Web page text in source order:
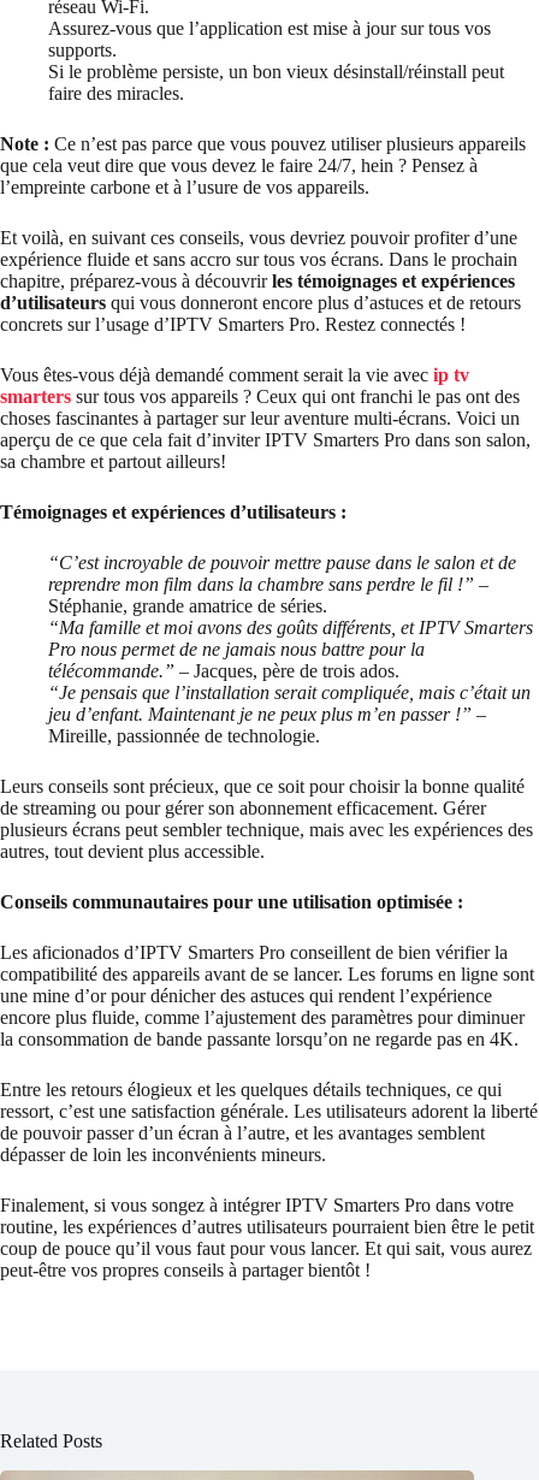
réseau Wi-Fi.
Assurez-vous que l’application est mise à jour sur tous vos
supports.
Si le problème persiste, un bon vieux désinstall/réinstall peut
faire des miracles.
Note : Ce n’est pas parce que vous pouvez utiliser plusieurs appareils
que cela veut dire que vous devez le faire 24/7, hein ? Pensez à
l’empreinte carbone et à l’usure de vos appareils.
Et voilà, en suivant ces conseils, vous devriez pouvoir profiter d’une
expérience fluide et sans accro sur tous vos écrans. Dans le prochain
chapitre, préparez-vous à découvrirles témoignages et expériences
d’utilisateurs qui vous donneront encore plus d’astuces et de retours
concrets sur l’usage d’IPTV Smarters Pro. Restez connectés !
Vous êtes-vous déjà demandé comment serait la vie avec ip tv
smarters sur tous vos appareils ? Ceux qui ont franchi le pas ont des
choses fascinantes à partager sur leur aventure multi-écrans. Voici un
aperçu de ce que cela fait d’inviter IPTV Smarters Pro dans son salon,
sa chambre et partout ailleurs!
Témoignages et expériences d’utilisateurs :
“C’est incroyable de pouvoir mettre pause dans le salon et de
reprendre mon film dans la chambre sans perdre le fil !” –
Stéphanie, grande amatrice de séries.
“Ma famille et moi avons des goûts différents, et IPTV Smarters
Pro nous permet de ne jamais nous battre pour la
télécommande.” – Jacques, père de trois ados.
“Je pensais que l’installation serait compliquée, mais c’était un
jeu d’enfant. Maintenant je ne peux plus m’en passer !” –
Mireille, passionnée de technologie.
Leurs conseils sont précieux, que ce soit pour choisir la bonne qualité
de streaming ou pour gérer son abonnement efficacement. Gérer
plusieurs écrans peut sembler technique, mais avec les expériences des
autres, tout devient plus accessible.
Conseils communautaires pour une utilisation optimisée :
Les aficionados d’IPTV Smarters Pro conseillent de bien vérifier la
compatibilité des appareils avant de se lancer. Les forums en ligne sont
une mine d’or pour dénicher des astuces qui rendent l’expérience
encore plus fluide, comme l’ajustement des paramètres pour diminuer
la consommation de bande passante lorsqu’on ne regarde pas en 4K.
Entre les retours élogieux et les quelques détails techniques, ce qui
ressort, c’est une satisfaction générale. Les utilisateurs adorent la liberté
de pouvoir passer d’un écran à l’autre, et les avantages semblent
dépasser de loin les inconvénients mineurs.
Finalement, si vous songez à intégrer IPTV Smarters Pro dans votre
routine, les expériences d’autres utilisateurs pourraient bien être le petit
coup de pouce qu’il vous faut pour vous lancer. Et qui sait, vous aurez
peut-être vos propres conseils à partager bientôt !
Related Posts